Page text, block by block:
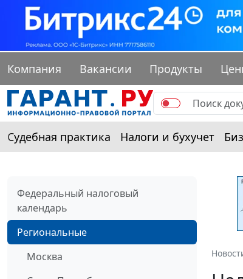
Компания Вакансии Продукты
Судебная практика Налоги и бухучет
Федеральный налоговый
календарь
Региональные
Москва